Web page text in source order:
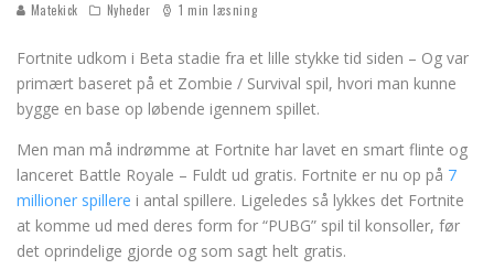
Matekick Nyheder 1 min læsning
Fortnite udkom i Beta stadie fra et lille stykke tid siden – Og var
primært baseret på et Zombie / Survival spil, hvori man kunne
bygge en base op løbende igennem spillet.
Men man må indrømme at Fortnite har lavet en smart flinte og
lanceret Battle Royale – Fuldt ud gratis. Fortnite er nu op på 7
millioner spillere i antal spillere. Ligeledes så lykkes det Fortnite
at komme ud med deres form for “PUBG” spil til konsoller, før
det oprindelige gjorde og som sagt helt gratis.